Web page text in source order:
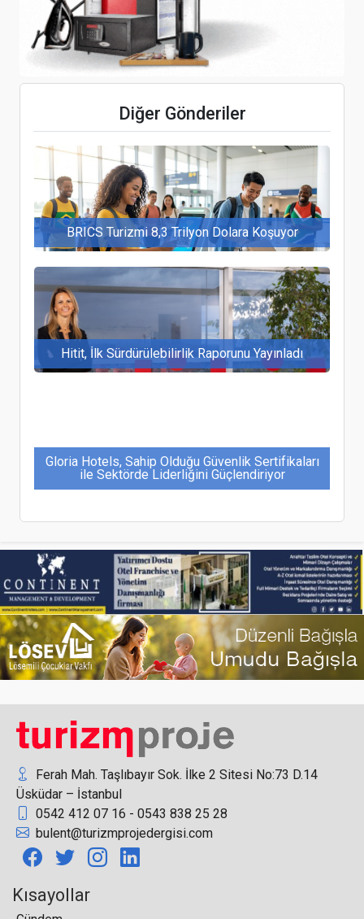
Diğer Gönderiler
OKU Bodrum’un Genel Müdürü Alican Sunal Oldu
BRICS Turizmi 8,3 Trilyon Dolara Koşuyor
Hitit, İlk Sürdürülebilirlik Raporunu Yayınladı
Gloria Hotels, Sahip Olduğu Güvenlik Sertifikaları
ile Sektörde Liderliğini Güçlendiriyor
Hilton Istanbul Maslak’ın yeni otel müdürü Vuslat
Dağlı oldu
Türkiye İngiltere’de kırmızı listede kalmaya
Deprem bölgesindeki 11 il için yeni turizm
rotaları hazırlanacak
Ferah Mah. Taşlıbayır Sok. İlke 2 Sitesi No:73 D.14
Üsküdar – İstanbul
0542 412 07 16 - 0543 838 25 28
bulent@turizmprojedergisi.com
Kısayollar